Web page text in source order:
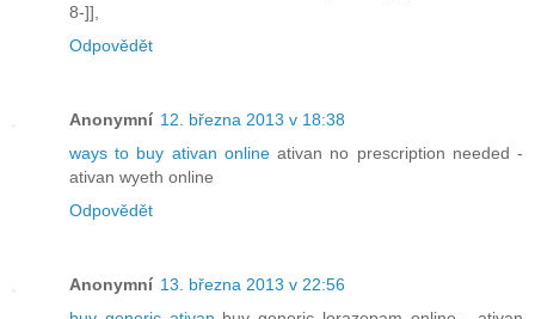
8-]],
Odpovědět
Anonymní 12. března 2013 v 18:38
ways to buy ativan onlineativan no prescription needed -
ativan wyeth online
Odpovědět
Anonymní 13. března 2013 v 22:56